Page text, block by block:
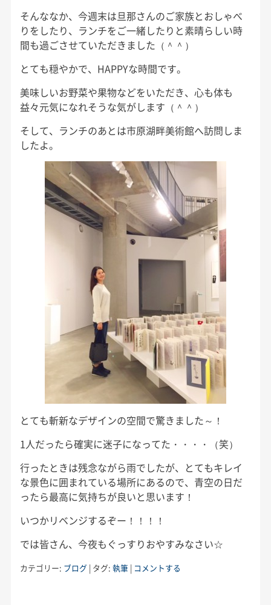
そんななか、今週末は旦那さんのご家族とおしゃべ
りをしたり、ランチをご一緒したりと素晴らしい時
間も過ごさせていただきました（＾＾）
とても穏やかで、HAPPYな時間です。
美味しいお野菜や果物などをいただき、心も体も
益々元気になれそうな気がします（＾＾）
そして、ランチのあとは市原湖畔美術館へ訪問しま
したよ。
とても斬新なデザインの空間で驚きました～！
1人だったら確実に迷子になってた・・・・（笑）
行ったときは残念ながら雨でしたが、とてもキレイ
な景色に囲まれている場所にあるので、青空の日だ
ったら最高に気持ちが良いと思います！
いつかリベンジするぞー！！！！
では皆さん、今夜もぐっすりおやすみなさい☆
カテゴリー: ブログ | タグ: 執筆 | コメントする